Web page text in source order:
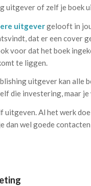
uitgever of zelf je boek
uitgevergelooft in
dat er een cover
voor dat het boek
te liggen.
uitgever kan alle
die investering, maar
uitgeven. Al het werk
dan wel goede